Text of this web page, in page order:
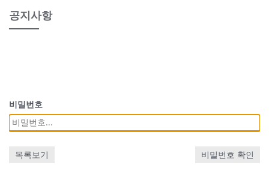
공지사항
비밀번호
목록보기 비밀번호 확인